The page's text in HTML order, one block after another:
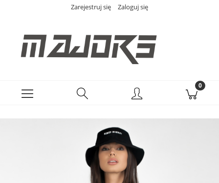
Zarejestruj się Zaloguj się